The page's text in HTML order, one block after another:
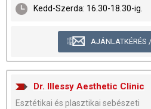
Kedd-Szerda: 16.30-18.30-ig.
AJÁNLATKÉRÉS
Dr. Illessy Aesthetic Clinic
Esztétikai és plasztikai sebészeti